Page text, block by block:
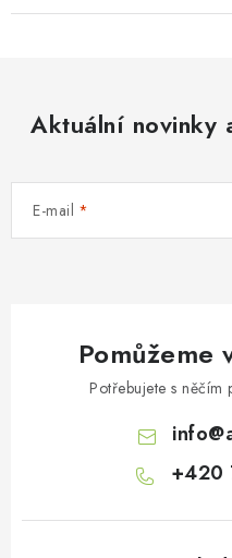
Aktuální novinky
E-mail
Pomůžeme
Potřebujete s něčím
info@
+420